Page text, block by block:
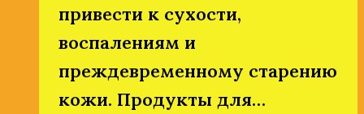
привести к сухости,
воспалениям и
преждевременному старению
кожи. Продукты для…